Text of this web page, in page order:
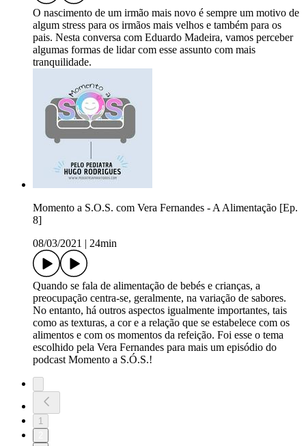
O nascimento de um irmão mais novo é sempre um motivo de
algum stress para os irmãos mais velhos e também para os
pais. Nesta conversa com Eduardo Madeira, vamos perceber
algumas formas de lidar com esse assunto com mais
tranquilidade.
Momento a S.O.S. com Vera Fernandes - A Alimentação [Ep.
8]
08/03/2021
24min
Quando se fala de alimentação de bebés e crianças, a
preocupação centra-se, geralmente, na variação de sabores.
No entanto, há outros aspectos igualmente importantes, tais
como as texturas, a cor e a relação que se estabelece com os
alimentos e com os momentos da refeição. Foi esse o tema
escolhido pela Vera Fernandes para mais um episódio do
podcast Momento a S.Ó.S.!
1